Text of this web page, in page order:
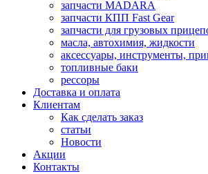
запчасти MADARA
запчасти КПП Fast Gear
запчасти для грузовых
масла, автохимия, жидкости
аксессуары, инструменты,
топливные баки
рессоры
Доставка и оплата
Клиентам
Как сделать заказ
статьи
Новости
Акции
Контакты